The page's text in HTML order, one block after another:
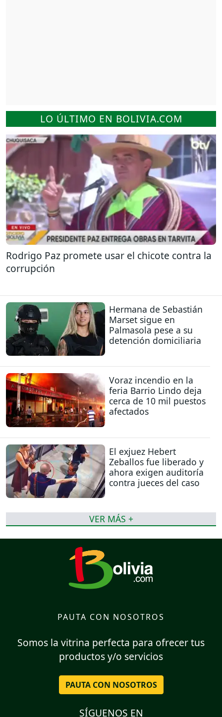
LO ÚLTIMO EN BOLIVIA.COM
Rodrigo Paz promete usar el chicote contra la
corrupción
Hermana de Sebastián
Marset sigue en
Palmasola pese a su
detención domiciliaria
Voraz incendio en la
feria Barrio Lindo deja
cerca de 10 mil puestos
afectados
El exjuez Hebert
Zeballos fue liberado y
ahora exigen auditoría
contra jueces del caso
VER MÁS +
PAUTA CON NOSOTROS
Somos la vitrina perfecta para ofrecer tus
productos y/o servicios
PAUTA CON NOSOTROS
SÍGUENOS EN